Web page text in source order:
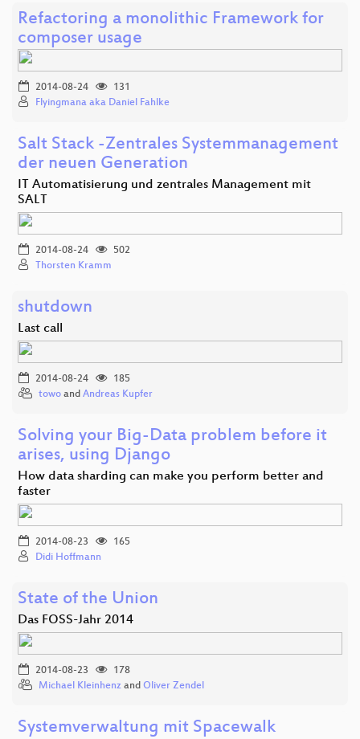
Refactoring a monolithic Framework for
composer usage
2014-08-24
131
Flyingmana aka Daniel Fahlke
Salt Stack -Zentrales Systemmanagement
der neuen Generation
IT Automatisierung und zentrales Management mit
SALT
2014-08-24
502
Thorsten Kramm
shutdown
Last call
2014-08-24
185
towo and Andreas Kupfer
Solving your Big-Data problem before it
arises, using Django
How data sharding can make you perform better and
faster
2014-08-23
165
Didi Hoffmann
State of the Union
Das FOSS-Jahr 2014
2014-08-23
178
Michael Kleinhenz and Oliver Zendel
Systemverwaltung mit Spacewalk